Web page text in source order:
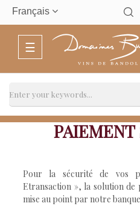
Français
Basculer
la
navigation
☰
PAIEMENT
Pour la sécurité de vos
Etransaction », la solution de
mise au point par notre